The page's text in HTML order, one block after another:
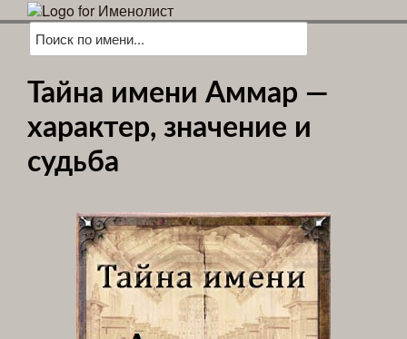
Тайна имени Аммар —
характер, значение и
судьба